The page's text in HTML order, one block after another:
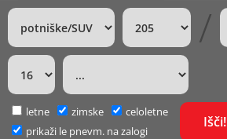
/
letne zimske
celoletne
prikaži le pnevm. na zalogi